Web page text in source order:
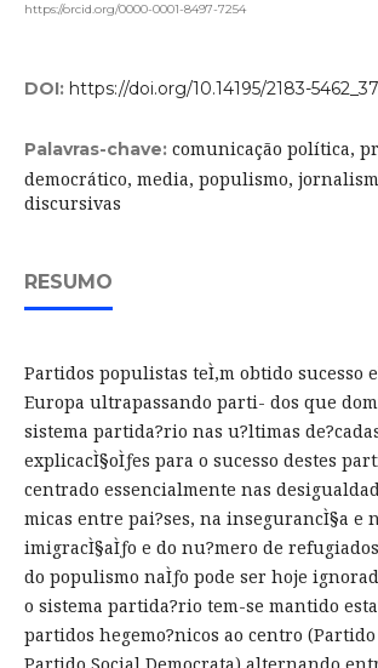
https://orcid.org/0000-0001-8497-7254
DOI: https://doi.org/10.14195/2183-
Palavras-chave: comunicação política,
democrático, media, populismo,
discursivas
RESUMO
Partidos populistas teÌ‚m obtido sucesso
Europa ultrapassando parti- dos que
sistema partida?rio nas u?ltimas
explicacÌ§oÌƒes para o sucesso destes
centrado essencialmente nas
micas entre pai?ses, na insegurancÌ§a e
imigracÌ§aÌƒo e do nu?mero de
do populismo naÌƒo pode ser hoje
o sistema partida?rio tem-se mantido
partidos hegemo?nicos ao centro